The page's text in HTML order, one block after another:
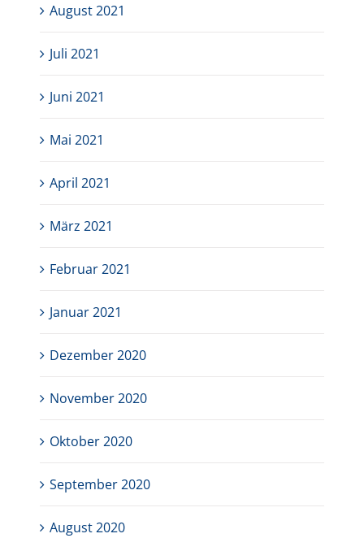
August 2021
Juli 2021
Juni 2021
Mai 2021
April 2021
März 2021
Februar 2021
Januar 2021
Dezember 2020
November 2020
Oktober 2020
September 2020
August 2020